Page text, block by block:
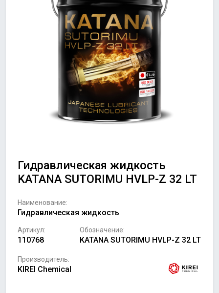
Гидравлическая жидкость
KATANA SUTORIMU HVLP-Z 32 LT
Наименование:
Гидравлическая жидкость
Артикул:
110768
Обозначение:
KATANA SUTORIMU HVLP-Z 32 LT
Производитель:
KIREI Chemical